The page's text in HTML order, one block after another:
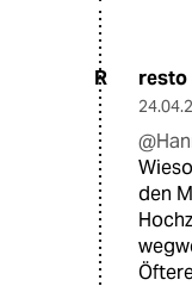
R resto
den